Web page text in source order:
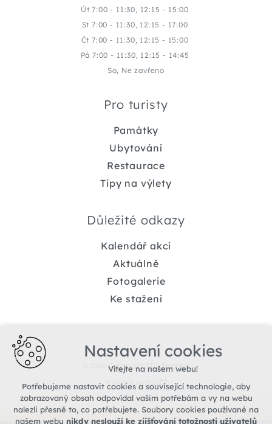
Út 7:00 - 11:30, 12:15 - 15:00
St 7:00 - 11:30, 12:15 - 17:00
Čt 7:00 - 11:30, 12:15 - 15:00
Pá 7:00 - 11:30, 12:15 - 14:45
So, Ne zavřeno
Pro turisty
Památky
Ubytování
Restaurace
Tipy na výlety
Důležité odkazy
Kalendář akcí
Aktuálně
Fotogalerie
Ke stažení
© 2026 Copyright TIC Jemnice
Vytvořil xart.cz
Nastavení cookies
Vítejte na našem webu!
Potřebujeme nastavit cookies a související technologie, aby
zobrazovaný obsah odpovídal vašim potřebám a vy na webu
nalezli přesně to, co potřebujete. Soubory cookies používané na
našem webu nikdy neslouží ke zjišťování totožnosti uživatelů